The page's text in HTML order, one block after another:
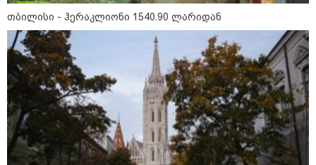
ნია იმნაძეს და ანასტასია
ბერუაშვილს ბრალდება
წარედგინათ - რამდენ წლიანი
პატიმრობა ემუქრებათ
არასრულწლოვნებს?
რა გახდა “სამგორის” მეტროში
სტუდენტის გარდაცვალების
მიზეზი - ცნობილია ექსპერტიზის
პასუხი
თბილისი - ჰერაკლიონი 1540.90 ლარიდან